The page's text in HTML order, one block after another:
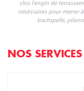
clics l'engin de
nécessaires pour mener
tractopelle,
NOS SERVICES